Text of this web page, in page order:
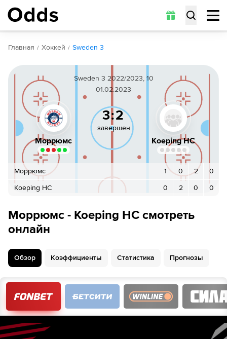
Обзор Коэффициенты Прогнозы
Главная Хоккей Sweden 3
Sweden 3 2022/2023, 10
01.02.2023
Moppюмc
3:2
завершен
Koeping HC
Moppюмc 1 0 2
0
Koeping HC
0 2 0 0
Moppюмc - Koeping HC смотреть
онлайн
Обзор Коэффициенты Статистика Прогнозы